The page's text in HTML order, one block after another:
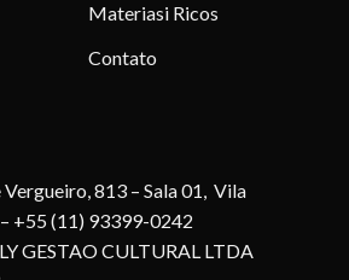
Materiasi Ricos
Contato
Vergueiro, 813 – Sala 01, Vila
+55 (11) 93399-0242
GESTAO CULTURAL LTDA